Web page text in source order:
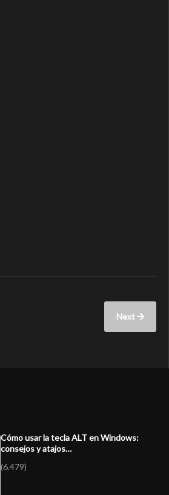
Next
Cómo usar la tecla ALT en Windows:
consejos y atajos…
(6.479)